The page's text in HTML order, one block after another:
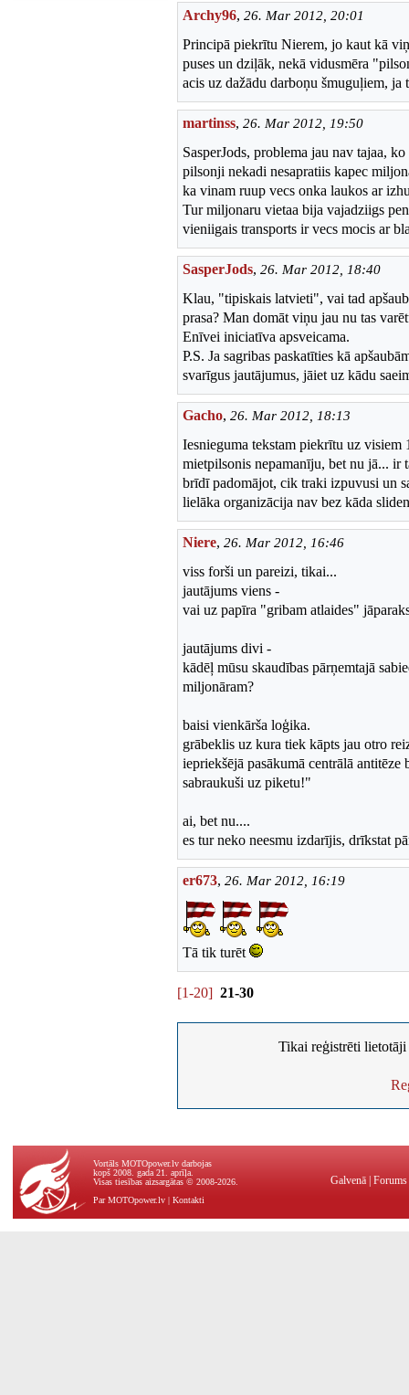
Archy96, 26. Mar 2012, 20:01
Principā piekrītu Nierem, jo kaut kā
puses un dziļāk, nekā vidusmēra
acis uz dažādu darboņu šmuguļiem, ja
martinss, 26. Mar 2012, 19:50
SasperJods, problema jau nav tajaa,
pilsonji nekadi nesapratiis kapec
ka vinam ruup vecs onka laukos ar
Tur miljonaru vietaa bija vajadziigs
vieniigais transports ir vecs mocis ar
SasperJods, 26. Mar 2012, 18:40
Klau, "tipiskais latvieti", vai tad
prasa? Man domāt viņu jau nu tas
Enīvei iniciatīva apsveicama.
P.S. Ja sagribas paskatīties kā
svarīgus jautājumus, jāiet uz kādu
Gacho, 26. Mar 2012, 18:13
Iesnieguma tekstam piekrītu uz
mietpilsonis nepamanīju, bet nu jā... ir
brīdī padomājot, cik traki izpuvusi un
lielāka organizācija nav bez kāda
Niere, 26. Mar 2012, 16:46
viss forši un pareizi, tikai...
jautājums viens -
vai uz papīra "gribam atlaides"
jautājums divi -
kādēļ mūsu skaudības pārņemtajā
miljonāram?
baisi vienkārša loģika.
grābeklis uz kura tiek kāpts jau otro
iepriekšējā pasākumā centrālā
sabraukuši uz piketu!"
ai, bet nu....
es tur neko neesmu izdarījis, drīkstat
er673, 26. Mar 2012, 16:19
Tā tik turēt
[1-20] 21-30
Tikai reģistrēti
Vortāls MOTOpower.lv darbojas
kopš 2008. gada 21. aprīļa.
Visas tiesības aizsargātas © 2008-2026.
Par MOTOpower.lv | Kontakti
Galvenā Forums